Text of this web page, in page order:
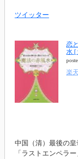
ツイッター
恋
水 [
楽
中国（清）最後の皇
「ラストエンペラ